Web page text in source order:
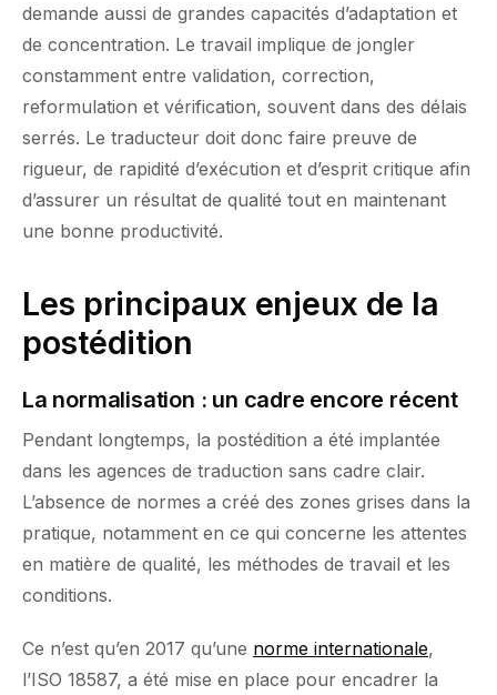
demande aussi de grandes capacités d’adaptation et
de concentration. Le travail implique de jongler
constamment entre validation, correction,
reformulation et vérification, souvent dans des délais
serrés. Le traducteur doit donc faire preuve de
rigueur, de rapidité d’exécution et d’esprit critique afin
d’assurer un résultat de qualité tout en maintenant
une bonne productivité.
Les principaux enjeux de la
postédition
La normalisation : un cadre encore récent
Pendant longtemps, la postédition a été implantée
dans les agences de traduction sans cadre clair.
L’absence de normes a créé des zones grises dans la
pratique, notamment en ce qui concerne les attentes
en matière de qualité, les méthodes de travail et les
conditions.
Ce n’est qu’en 2017 qu’une norme internationale,
l’ISO 18587, a été mise en place pour encadrer la